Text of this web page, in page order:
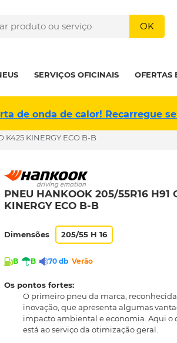
OK
SERVIÇOS OFICINAIS OFERTAS
de onda de calor! Recarregue
K425 KINERGY ECO B-B
PNEU HANKOOK 205/55R16 H91
KINERGY ECO B-B
Dimensões 205/55 H 16
B B 70 db Verão
Os pontos fortes:
O primeiro pneu da marca,
inovação, que apresenta algumas
impacto ambiental e economia. Aqui o
está ao serviço da otimização geral.